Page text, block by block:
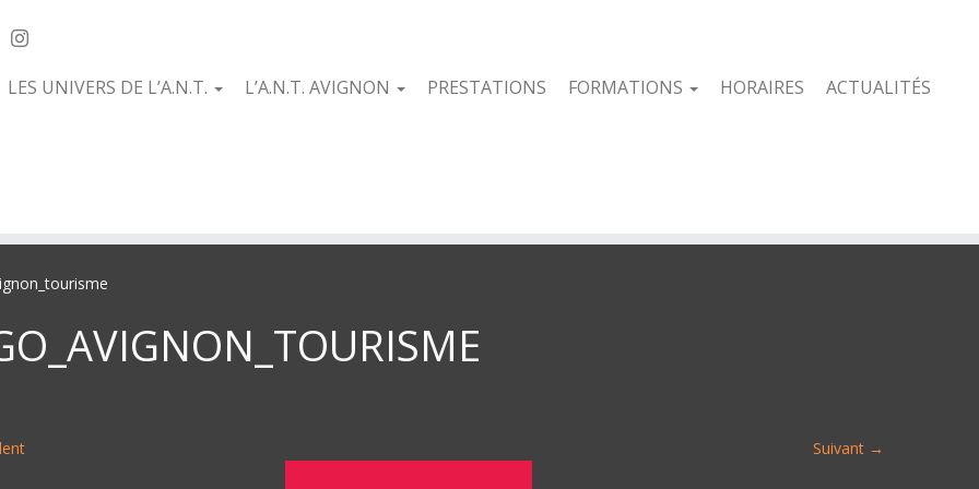
LES UNIVERS DE L’A.N.T. L’A.N.T. AVIGNON PRESTATIONS FORMATIONS HORAIRES
ACTUALITÉS
Suivant →